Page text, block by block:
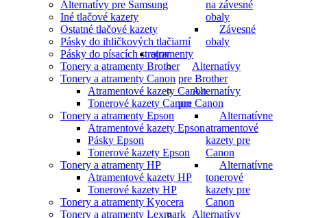
na závesné
obaly
Závesné
obaly
atramenty
Alternatívy
pre Brother
Alternatívy
pre Canon
Alternatívne
atramentové
kazety pre
Canon
Alternatívne
tonerové
kazety pre
Canon
Alternatívy
Alternatívy pre Samsung
Iné tlačové kazety
Ostatné tlačové kazety
Pásky do ihličkových tlačiarní
Pásky do písacích strojov
Tonery a atramenty Brother
Tonery a atramenty Canon
Atramentové kazety Canon
Tonerové kazety Canon
Tonery a atramenty Epson
Atramentové kazety Epson
Pásky Epson
Tonerové kazety Epson
Tonery a atramenty HP
Atramentové kazety HP
Tonerové kazety HP
Tonery a atramenty Kyocera
Tonery a atramenty Lexmark